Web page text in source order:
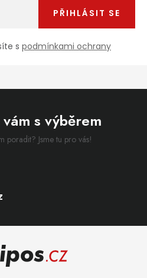
s podmínkami ochrany
PŘIHLÁSIT SE
s výběrem
poradit? Jsme tu pro vás!